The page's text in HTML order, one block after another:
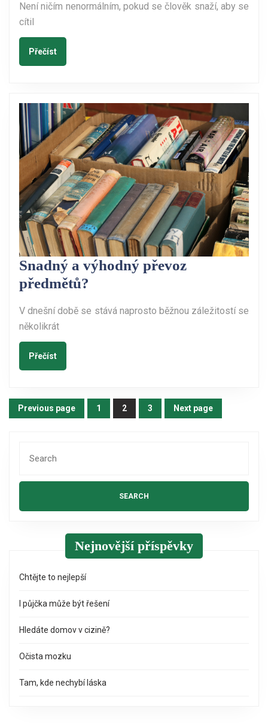
nezkusit?
Není ničím nenormálním, pokud se člověk snaží, aby se
cítil
PřečístPřečíst
Snadný a výhodný převoz
předmětů?
výhodný
V dnešní době se stává naprosto běžnou záležitostí se
několikrát
PřečístPřečíst
Stránkování
Previous page 1 2 3 Next page
for:
Nejnovější příspěvky
Chtějte to nejlepší
I půjčka může být řešení
Hledáte domov v cizině?
Očista mozku
Tam, kde nechybí láska